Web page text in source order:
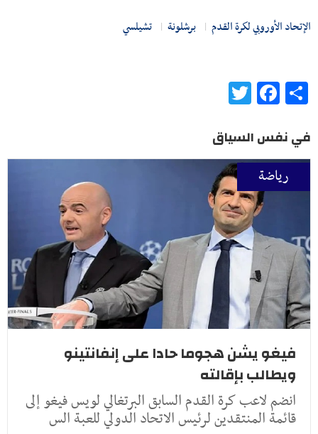
الإتحاد الأوروبي لكرة القدم برشلونة تشيلسي
Share
Facebook
في نفس السياق
رياضة
فيغو يشن هجوما حادا على إنفانتينو
ويطالب بإقالته
انضم لاعب كرة القدم السابق البرتغالي لويس فيغو إلى
قائمة المنتقدين لرئيس الاتحاد الدولي للعبة الس